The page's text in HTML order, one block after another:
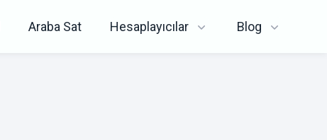
Araba Sat Hesaplayıcılar Blog